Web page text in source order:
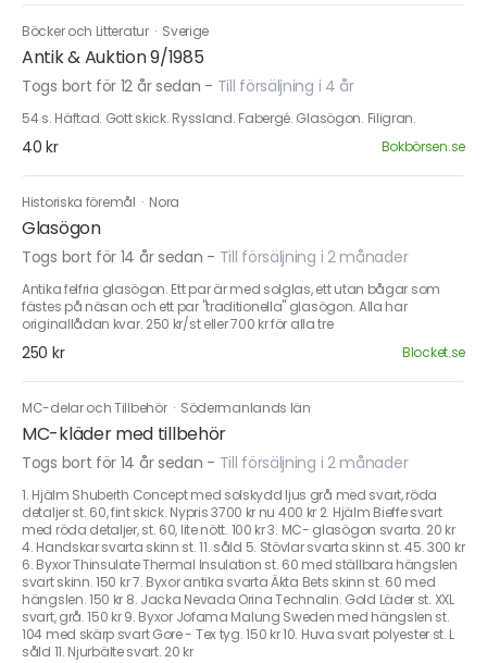
Böcker och Litteratur · Sverige
Antik & Auktion 9/1985
Togs bort för 12 år sedan - Till försäljning i 4 år
54 s. Häftad. Gott skick. Ryssland. Fabergé. Glasögon. Filigran.
40 kr Bokbörsen.se
Historiska föremål · Nora
Glasögon
Togs bort för 14 år sedan - Till försäljning i 2 månader
Antika felfria glasögon. Ett par är med solglas, ett utan bågar som
fästes på näsan och ett par "traditionella" glasögon. Alla har
originallådan kvar. 250 kr/st eller 700 kr för alla tre
250 kr Blocket.se
MC-delar och Tillbehör · Södermanlands län
MC-kläder med tillbehör
Togs bort för 14 år sedan - Till försäljning i 2 månader
1. Hjälm Shuberth Concept med solskydd ljus grå med svart, röda
detaljer st. 60, fint skick. Nypris 3700 kr nu 400 kr 2. Hjälm Bieffe svart
med röda detaljer, st. 60, lite nött. 100 kr 3. MC- glasögon svarta. 20 kr
4. Handskar svarta skinn st. 11. såld 5. Stövlar svarta skinn st. 45. 300 kr
6. Byxor Thinsulate Thermal Insulation st. 60 med ställbara hängslen
svart skinn. 150 kr 7. Byxor antika svarta Äkta Bets skinn st. 60 med
hängslen. 150 kr 8. Jacka Nevada Orina Technalin. Gold Läder st. XXL
svart, grå. 150 kr 9. Byxor Jofama Malung Sweden med hängslen st.
104 med skärp svart Gore - Tex tyg. 150 kr 10. Huva svart polyester st. L
såld 11. Njurbälte svart. 20 kr